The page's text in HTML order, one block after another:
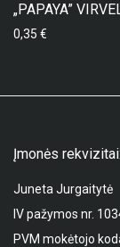
„PAPAYA”
0,35 €
Įmonės rekvizitai:
Juneta Jurgaitytė
IV pažymos nr.
PVM mokėtojo